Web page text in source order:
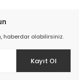
haberdar olabilirsiniz.
Kayıt Ol